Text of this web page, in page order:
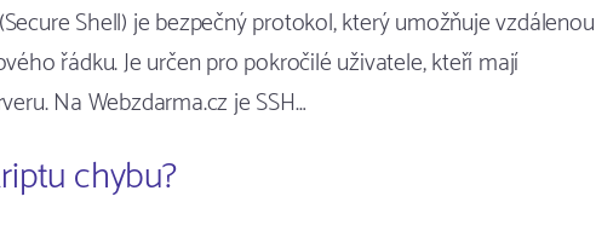
Shell) je bezpečný protokol, který umožňuje vzdálenou
řádku. Je určen pro pokročilé uživatele, kteří mají
Na Webzdarma.cz je SSH…
chybu?